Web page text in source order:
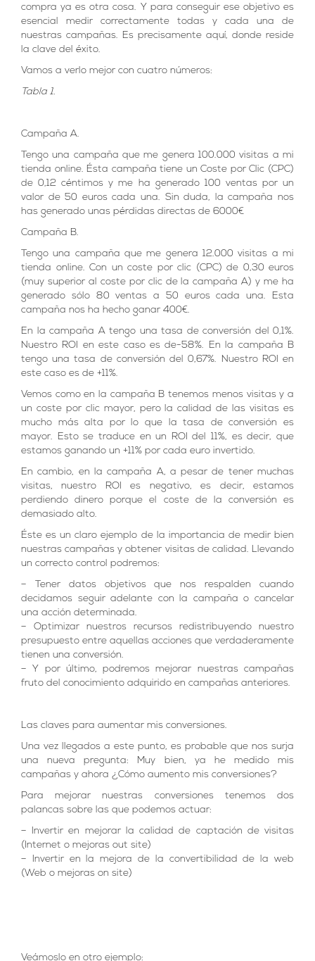
compra ya es otra cosa. Y para conseguir ese objetivo es
esencial medir correctamente todas y cada una de
nuestras campañas. Es precisamente aquí, donde reside
la clave del éxito.
Vamos a verlo mejor con cuatro números:
Tabla 1.
Campaña A.
Tengo una campaña que me genera 100.000 visitas a mi
tienda online. Ésta campaña tiene un Coste por Clic (CPC)
de 0,12 céntimos y me ha generado 100 ventas por un
valor de 50 euros cada una. Sin duda, la campaña nos
has generado unas pérdidas directas de 6000€
Campaña B.
Tengo una campaña que me genera 12.000 visitas a mi
tienda online. Con un coste por clic (CPC) de 0,30 euros
(muy superior al coste por clic de la campaña A) y me ha
generado sólo 80 ventas a 50 euros cada una. Esta
campaña nos ha hecho ganar 400€.
En la campaña A tengo una tasa de conversión del 0,1%.
Nuestro ROI en este caso es de-58%. En la campaña B
tengo una tasa de conversión del 0,67%. Nuestro ROI en
este caso es de +11%.
Vemos como en la campaña B tenemos menos visitas y a
un coste por clic mayor, pero la calidad de las visitas es
mucho más alta por lo que la tasa de conversión es
mayor. Esto se traduce en un ROI del 11%, es decir, que
estamos ganando un +11% por cada euro invertido.
En cambio, en la campaña A, a pesar de tener muchas
visitas, nuestro ROI es negativo, es decir, estamos
perdiendo dinero porque el coste de la conversión es
demasiado alto.
Éste es un claro ejemplo de la importancia de medir bien
nuestras campañas y obtener visitas de calidad. Llevando
un correcto control podremos:
– Tener datos objetivos que nos respalden cuando
decidamos seguir adelante con la campaña o cancelar
una acción determinada.
– Optimizar nuestros recursos redistribuyendo nuestro
presupuesto entre aquellas acciones que verdaderamente
tienen una conversión.
– Y por último, podremos mejorar nuestras campañas
fruto del conocimiento adquirido en campañas anteriores.
Las claves para aumentar mis conversiones.
Una vez llegados a este punto, es probable que nos surja
una nueva pregunta: Muy bien, ya he medido mis
campañas y ahora ¿Cómo aumento mis conversiones?
Para mejorar nuestras conversiones tenemos dos
palancas sobre las que podemos actuar:
– Invertir en mejorar la calidad de captación de visitas
(Internet o mejoras out site)
– Invertir en la mejora de la convertibilidad de la web
(Web o mejoras on site)
Veámoslo en otro ejemplo: